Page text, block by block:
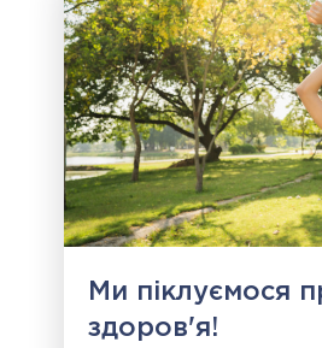
Ми піклуємося
здоров'я!